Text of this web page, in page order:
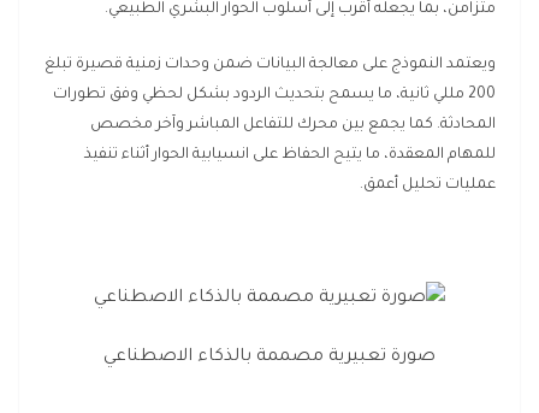
متزامن، بما يجعله أقرب إلى أسلوب الحوار البشري الطبيعي.
ويعتمد النموذج على معالجة البيانات ضمن وحدات زمنية قصيرة تبلغ
200 مللي ثانية، ما يسمح بتحديث الردود بشكل لحظي وفق تطورات
المحادثة. كما يجمع بين محرك للتفاعل المباشر وآخر مخصص
للمهام المعقدة، ما يتيح الحفاظ على انسيابية الحوار أثناء تنفيذ
عمليات تحليل أعمق.
صورة تعبيرية مصممة بالذكاء الاصطناعي